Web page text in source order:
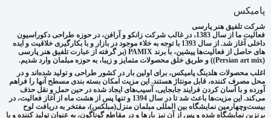
پامیکس
شرکت تلفیق هنر پارسی
فعالیت ما از سال 1383، در غالب شرکت زانکو و آرافن، در حوزه طراحی دکوراسیون
داخلی آغاز شد. از سال 1393 با توجه به خلاء موجود در بازار و با بکارگیری خلاقیت و ایده
های حاصل از فعالیت‌ها پیشین، با برند PAMIX (بر گرفته از عبارت تلفیق هنر پارسی
(Persian art mix)) و طریق خلق محصولات متمایز و زیبا، به حوزه مبلمان وارد شدیم.
اغلب محصولات هلدینگ پامیکس، برای اولین بار در کشور طراحی و تولید شده‌اند و در
محل مصرف کننده، قابل مونتاژ هستند. این مزیت امکان بسته بندی مسطح آنها را فراهم
آورده و با آسان کردن فرایند جابجایی، آسیب‌های ایجاد شده در حین حمل و نقل حذف
می‌کند. این مزیت‌ها باعث شد تا در سال 1394 و تنها پس از هشت ماه از آغاز فعالیت، در
بیست‌وچهارمین نمایشگاه بین المللی مبلمان منزل(مبلکس)، مفتخر به دریافت لوح
برنزین نمایشگاه شده و پس از آن نیز بارها و در مقاطع گوناگون، به عنوان تولید کننده و یا